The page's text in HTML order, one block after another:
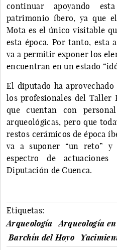
continuar apoyando
patrimonio íbero, ya que
Mota es el único visitable
esta época. Por tanto, esta
va a permitir exponer los
encuentran en un estado
El diputado ha
los profesionales del Taller
que cuentan con
arqueológicas, pero que
restos cerámicos de época
va a suponer “un reto”
espectro de
Diputación de Cuenca.
Etiquetas:
Arqueología
Arqueología
Barchín del Hoyo